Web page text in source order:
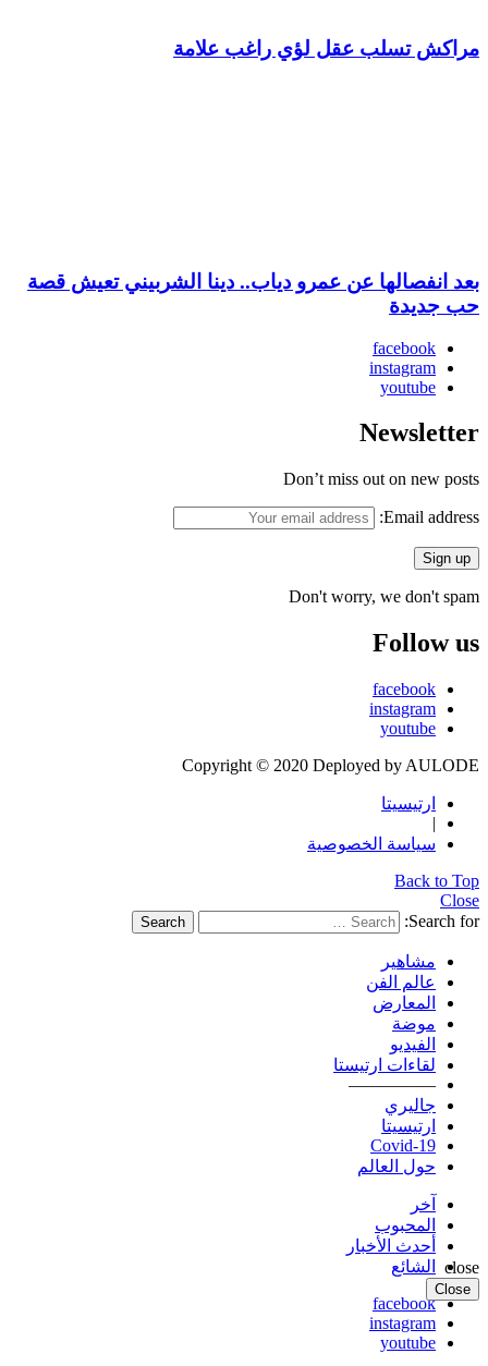
مراكش تسلب عقل لؤي راغب علامة
بعد انفصالها عن عمرو دياب.. دينا الشربيني تعيش قصة
حب جديدة
facebook
instagram
youtube
Newsletter
Don’t miss out on new posts
Email address:
Don't worry, we don't spam
Follow us
facebook
instagram
youtube
Copyright © 2020 Deployed by AULODE
ارتيسيتا
|
سياسة الخصوصية
Back to Top
Close
Search for:
Search
مشاهير
عالم الفن
المعارض
موضة
الفيديو
لقاءات ارتيستا
—————
جاليري
ارتيسيتا
Covid-19
حول العالم
آخر
المحبوب
أحدث الأخبار
الشائع
facebook
instagram
youtube
close
Close